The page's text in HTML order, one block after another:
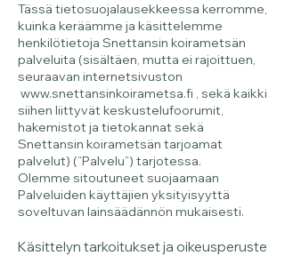
Tässä tietosuojalausekkeessa kerromme,
kuinka keräämme ja käsittelemme
henkilötietoja Snettansin koirametsän
palveluita (sisältäen, mutta ei rajoittuen,
seuraavan internetsivuston
www.snettansinkoirametsa.fi , sekä kaikki
siihen liittyvät keskustelufoorumit,
hakemistot ja tietokannat sekä
Snettansin koirametsän tarjoamat
palvelut) (”Palvelu”) tarjotessa.
Olemme sitoutuneet suojaamaan
Palveluiden käyttäjien yksityisyyttä
soveltuvan lainsäädännön mukaisesti.
Käsittelyn tarkoitukset ja oikeusperuste